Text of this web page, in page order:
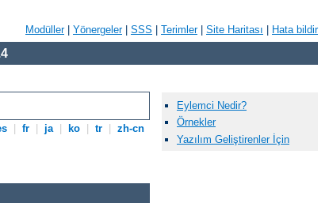
Modüller| Yönergeler| SSS Terimler| Site Haritası Hata bildir
fr ja ko tr zh-cn
Eylemci Nedir?
Örnekler
Yazılım Geliştirenler İçin